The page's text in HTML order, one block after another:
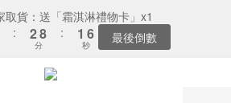
取貨：送「霜淇淋禮物卡」x1
:
3
2
1
9
8
7
6
5
分
:
2
1
0
6
5
4
秒 最後倒數